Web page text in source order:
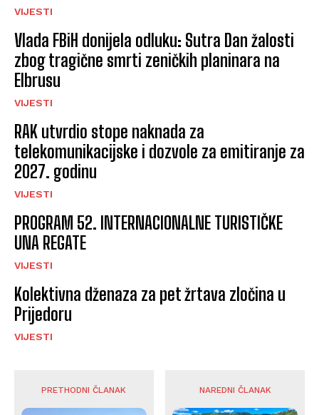
VIJESTI
Vlada FBiH donijela odluku: Sutra Dan žalosti
zbog tragične smrti zeničkih planinara na
Elbrusu
VIJESTI
RAK utvrdio stope naknada za
telekomunikacijske i dozvole za emitiranje za
2027. godinu
VIJESTI
PROGRAM 52. INTERNACIONALNE TURISTIČKE
UNA REGATE
VIJESTI
Kolektivna dženaza za pet žrtava zločina u
Prijedoru
VIJESTI
PRETHODNI ČLANAK NAREDNI ČLANAK